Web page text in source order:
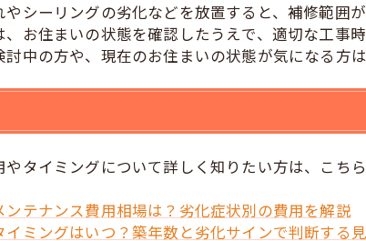
やシーリングの劣化などを放置すると、補修範囲
、お住まいの状態を確認したうえで、適切な工事
中の方や、現在のお住まいの状態が気になる方
タイミングについて詳しく知りたい方は、こち
ンテナンス費用相場は？劣化症状別の費用を解説
イミングはいつ？築年数と劣化サインで判断する